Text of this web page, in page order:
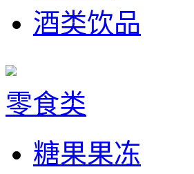
酒类饮品
零食类
糖果果冻